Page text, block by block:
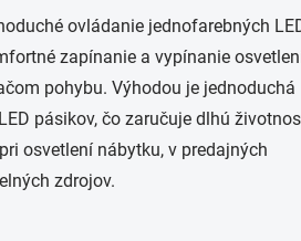
ovládanie jednofarebných
zapínanie a vypínanie
pohybu. Výhodou je jednoduchá
pásikov, čo zaručuje dlhú
osvetlení nábytku, v predajných
zdrojov.